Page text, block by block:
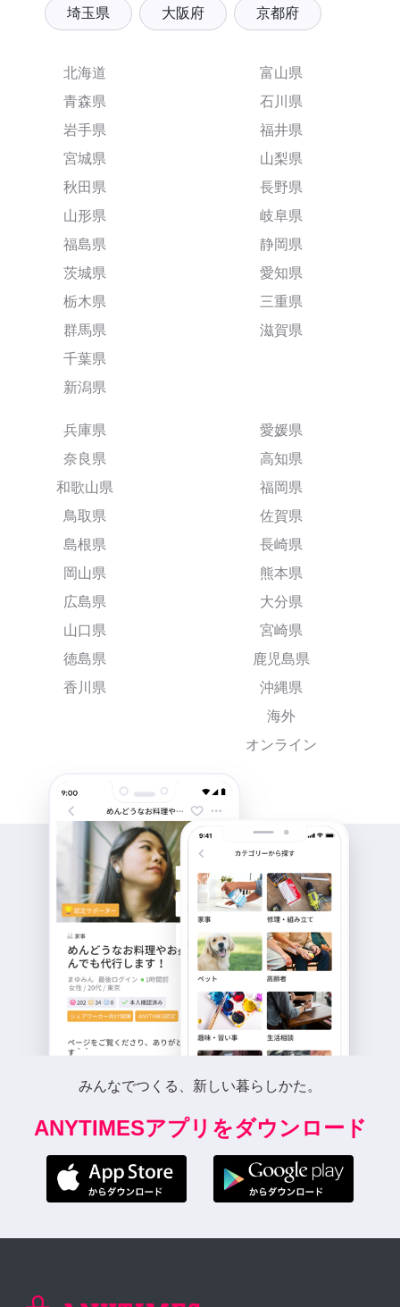
埼玉県 大阪府 京都府
北海道
青森県
岩手県
宮城県
秋田県
山形県
福島県
茨城県
栃木県
群馬県
千葉県
新潟県
富山県
石川県
福井県
山梨県
長野県
岐阜県
静岡県
愛知県
三重県
滋賀県
兵庫県
奈良県
和歌山県
鳥取県
島根県
岡山県
広島県
山口県
徳島県
香川県
愛媛県
高知県
福岡県
佐賀県
長崎県
熊本県
大分県
宮崎県
鹿児島県
沖縄県
海外
オンライン
みんなでつくる、新しい暮らしかた。
ANYTIMESアプリをダウンロード